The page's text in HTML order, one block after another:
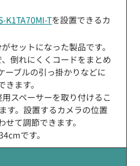
K1TA70MI-Tを設置できるカ
セットになった製品です。
倒れにくくコードをまとめ
ーブルの引っ掛かりなどに
ます。
スペーサーを取り付けるこ
す。設置するカメラの位置
て調節できます。
です。